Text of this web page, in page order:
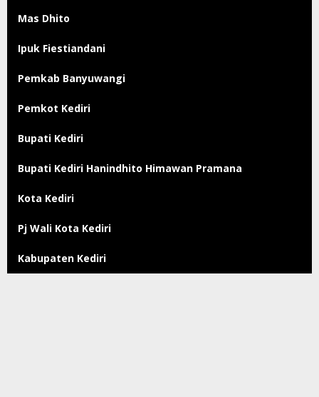
Mas Dhito
Ipuk Fiestiandani
Pemkab Banyuwangi
Pemkot Kediri
Bupati Kediri
Bupati Kediri Hanindhito Himawan Pramana
Kota Kediri
Pj Wali Kota Kediri
Kabupaten Kediri